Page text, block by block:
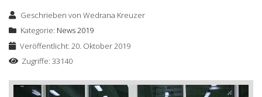
Geschrieben vonWedrana Kreuzer
Kategorie: News 2019
Veröffentlicht: 20. Oktober 2019
Zugriffe: 33140